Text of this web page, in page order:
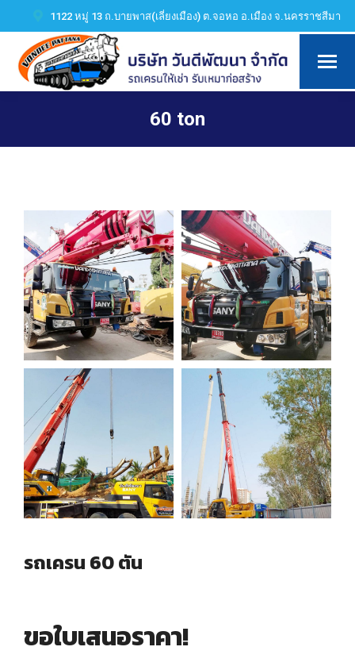
1122 หมู่ 13 ถ.บายพาส(เลี่ยงเมือง) ต.จอหอ อ.เมือง จ.นครราชสีมา
60 ton
You are here:
รถเครน 60 ตัน
ขอใบเสนอราคา!